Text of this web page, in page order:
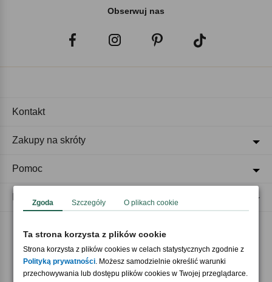
Obserwuj nas
Akceptujemy płatności
Kontakt
Zakupy na skróty
Pomoc
Zgoda Szczegóły O plikach cookie
Ta strona korzysta z plików cookie
Strona korzysta z plików cookies w celach statystycznych zgodnie z
Polityką prywatności. Możesz samodzielnie określić warunki
przechowywania lub dostępu plików cookies w Twojej przeglądarce.